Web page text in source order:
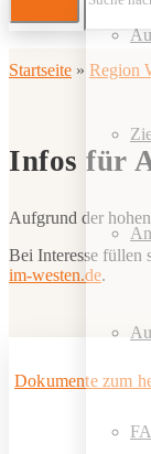
Startseite » Region
Infos für
Aufgrund der
Bei Interesse füllen
im-westen.de.
Dokumente zum